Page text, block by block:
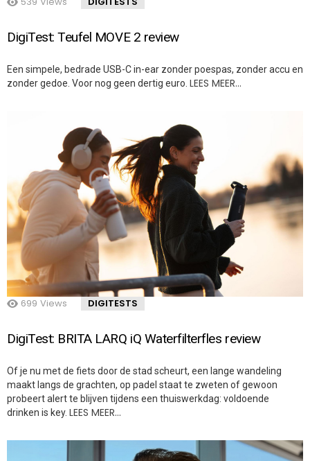
DigiTest: Teufel MOVE 2 review
Een simpele, bedrade USB-C in-ear zonder poespas, zonder accu en
zonder gedoe. Voor nog geen dertig euro. LEES MEER…
699 Views DIGITESTS
DigiTest: BRITA LARQ iQ Waterfilterfles review
Of je nu met de fiets door de stad scheurt, een lange wandeling
maakt langs de grachten, op padel staat te zweten of gewoon
probeert alert te blijven tijdens een thuiswerkdag: voldoende
drinken is key. LEES MEER…